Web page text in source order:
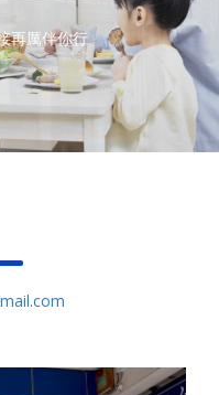
再厲伴你行